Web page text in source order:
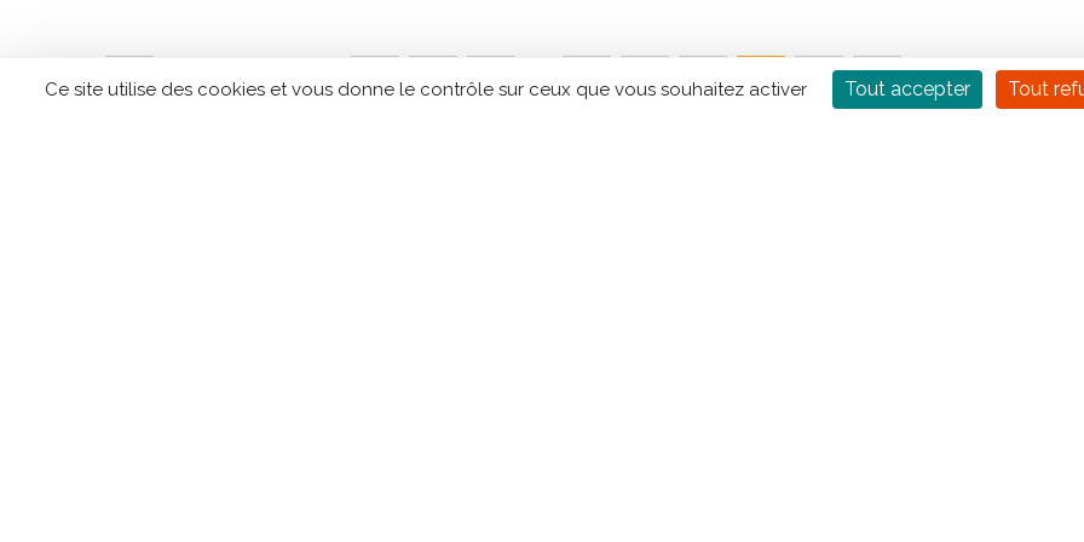
Ce site utilise des cookies et vous donne le contrôle sur ceux que vous souhaitez activer Tout accepter Tout
← 14